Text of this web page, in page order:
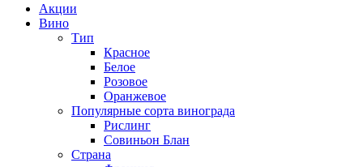
Акции
Вино
Тип
Красное
Белое
Розовое
Оранжевое
Популярные сорта винограда
Рислинг
Совиньон Блан
Страна